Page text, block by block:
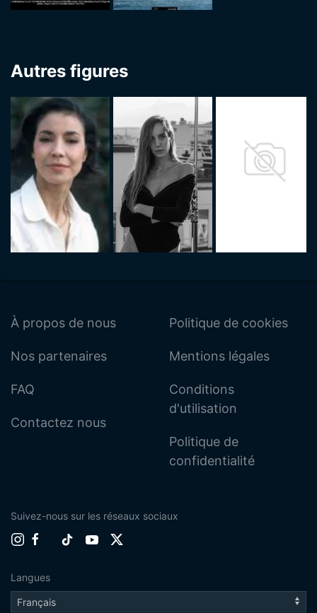
Autres figures
À propos de nous
Nos partenaires
FAQ
Contactez nous
Politique de cookies
Mentions légales
Conditions
d'utilisation
Politique de
confidentialité
Suivez-nous sur les réseaux sociaux
Langues